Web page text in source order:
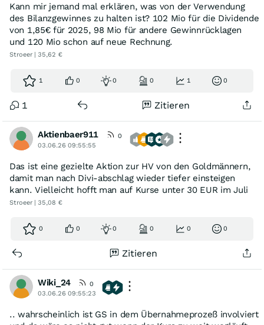
Kann mir jemand mal erklären, was von der Verwendung
des Bilanzgewinnes zu halten ist? 102 Mio für die Dividende
von 1,85€ für 2025, 98 Mio für andere Gewinnrücklagen
und 120 Mio schon auf neue Rechnung.
Stroeer | 35,62 €
1 0 0 0 1 0
1 Zitieren
Aktienbaer911
0
03.06.26 09:55:55
Das ist eine gezielte Aktion zur HV von den Goldmännern,
damit man nach Divi-abschlag wieder tiefer einsteigen
kann. Vielleicht hofft man auf Kurse unter 30 EUR im Juli
Stroeer | 35,08 €
0 0 0 0 0 0
Zitieren
Wiki_24
0
03.06.26 09:55:23
.. wahrscheinlich ist GS in dem Übernahmeprozeß involviert